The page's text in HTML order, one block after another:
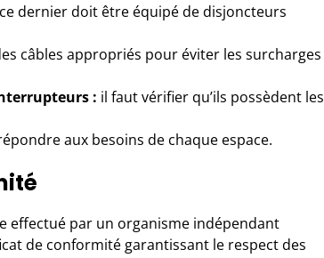
ce dernier doit être équipé de disjoncteurs
câbles appropriés pour éviter les surcharges
: il faut vérifier qu’ils possèdent les
aux besoins de chaque espace.
effectué par un organisme indépendant
de conformité garantissant le respect des